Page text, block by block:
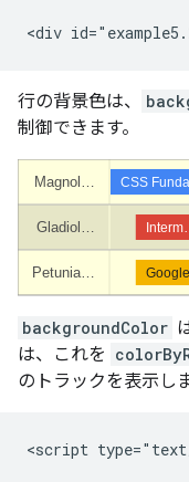
行の背景色は、
制御できます。
backgroundColor
は、これを
のトラックを表示しま
<script